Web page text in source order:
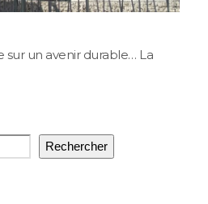
sur un avenir durable… La
Rechercher